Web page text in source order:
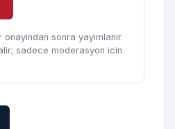
onayindan sonra yayimlanir.
sadece moderasyon icin